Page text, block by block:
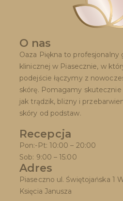
O nas
Oaza Piękna to
klinicznej w Piasecznie, w
podejście łączymy z
skórę. Pomagamy
jak trądzik, blizny i
skóry od podstaw.
Recepcja
Pon:-Pt: 10:00 – 20:00
Sob: 9:00 – 15:00
Adres
Piaseczno ul. Świętojańska 1
Księcia Janusza